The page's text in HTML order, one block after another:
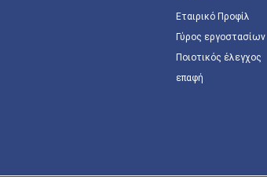
Εταιρικό Προφίλ
Γύρος εργοστασίων
Ποιοτικός έλεγχος
επαφή